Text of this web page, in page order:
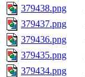
379438.png
379437.png
379436.png
379435.png
379434.png